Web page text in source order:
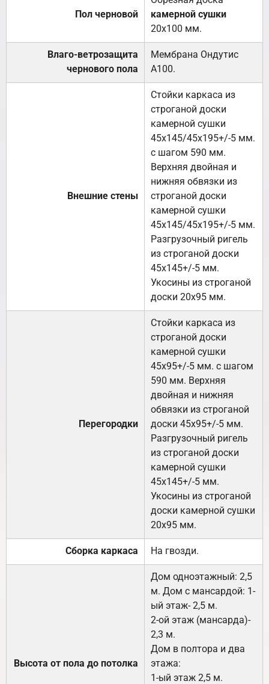
Пол черновой
камерной сушки
20х100 мм.
Влаго-ветрозащита
чернового пола
Мембрана Ондутис
А100.
Внешние стены
Стойки каркаса из
строганой доски
камерной сушки
45х145/45х195+/-5 мм.
с шагом 590 мм.
Верхняя двойная и
нижняя обвязки из
строганой доски
камерной сушки
45х145/45х195+/-5 мм.
Разгрузочный ригель
из строганой доски
45х145+/-5 мм.
Укосины из строганой
доски 20х95 мм.
Перегородки
Стойки каркаса из
строганой доски
камерной сушки
45х95+/-5 мм. с шагом
590 мм. Верхняя
двойная и нижняя
обвязки из строганой
доски 45х95+/-5 мм.
Разгрузочный ригель
из строганой доски
камерной сушки
45х145+/-5 мм.
Укосины из строганой
доски камерной сушки
20х95 мм.
Сборка каркаса На гвозди.
Высота от пола до потолка
Дом одноэтажный: 2,5
м. Дом с мансардой: 1-
ый этаж- 2,5 м.
2-ой этаж (мансарда)-
2,3 м.
Дом в полтора и два
этажа:
1-ый этаж 2,5 м.